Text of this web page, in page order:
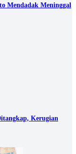
Mendadak Meninggal
Kerugian